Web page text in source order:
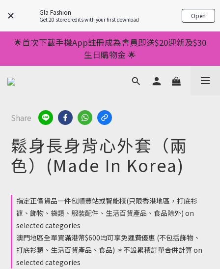
Gla Fashion
Get 20 store credits with your first download Open
💥正價服裝滿減優惠💥 ✅一件起包順豐 ✅第二件起減
$20 ✅第三件減$40    如此類推⬆不設上限
💥正價服裝滿減優惠💥 ✅一件起包順豐 ✅第二件起減
$20 ✅第三件減$40    如此類推⬆不設上限
🌟首次下載手機App註冊成為會員即送$20迎新及$30
生日購物金 🌟
🌟手機App消費儲積分當購物金用🌟消費1元有1分 🌟
累積滿100分可當1元使用🌟
💥正價服裝滿減優惠💥 ✅一件起包順豐 ✅第二件起減
$20 ✅第三件減$40    如此類推⬆不設上限
Share
鬆身長身背心外套（兩
色）(Made In Korea)
指定正價貨品一件包順豐站或智能櫃(只限香港地區，打底衫
褲、飾物、袋類、服裝配件、生活百貨產品、食品除外) on
selected categories
澳門地區全單買滿港幣$600均可享免運費優惠 (不包括飾物、
打底衫類、生活百貨產品、食品) ＊不設累積訂單合併計算 on
selected categories